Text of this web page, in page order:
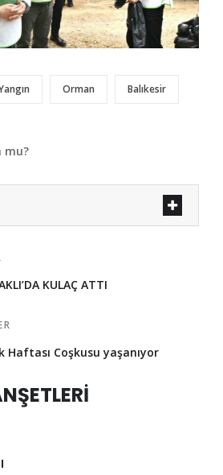
Orman Balıkesir
mu?
KULAÇ ATTI
Haftası Coşkusu yaşanıyor